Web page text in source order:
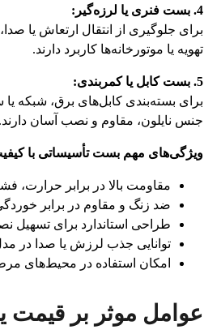
4. بست فنری یا لرزه‌گیر:
برای جلوگیری از انتقال ارتعاش یا
تهویه یا موتورخانه‌ها کاربرد دارند.
5. بست کابل یا کمربندی:
برای بسته‌بندی کابل‌های برق، شبکه
جنس نایلون، مقاوم و نصب آسان دارند.
ویژگی‌های مهم بست تأسیساتی با
مقاومت بالا در برابر حرارت،
ضد زنگ و مقاوم در برابر
طراحی استاندارد برای تسهیل
توانایی جذب لرزش یا صدا در
امکان استفاده در محیط‌های
عوامل موثر بر قیمت